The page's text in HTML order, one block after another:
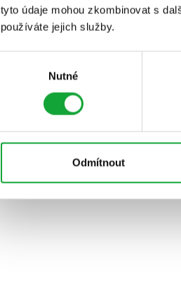
tyto údaje mohou zkombinovat s
používáte jejich služby.
Nutné
Odmítnout